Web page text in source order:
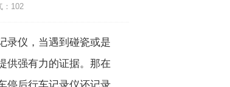
102
录仪，当遇到碰瓷或是
供强有力的证据。那在